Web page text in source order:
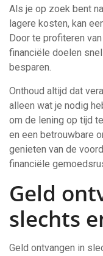
Als je op zoek bent
lagere kosten, kan
Door te profiteren
financiële doelen
besparen.
Onthoud altijd dat
alleen wat je nodig
om de lening op tijd
en een betrouwbare
genieten van de
financiële
Geld
slechts
Geld ontvangen in